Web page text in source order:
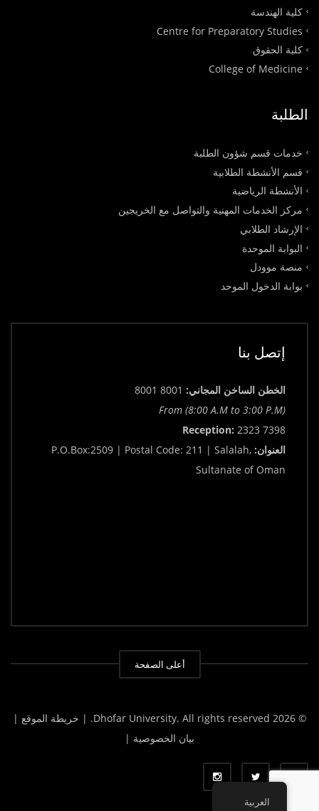
كلية الهندسة
Centre for Preparatory Studies
كلية الحقوق
College of Medicine
الطلبة
خدمات قسم شؤون الطلبة
قسم الأنشطة الطلابية
الأنشطة الرياضية
مركز الخدمات المهنية والتواصل مع الخريجين
الإرشاد الطلابي
البوابة الموحدة
منصة موودل
بوابة الدخول الموحد
إتصل بنا
الخطن الساخن المجاني: 8001 8001
From (8:00 A.M to 3:00 P.M)
Reception: 2323 7398
العنوان: P.O.Box:2509 | Postal Code: 211 | Salalah,
Sultanate of Oman
أعلى الصفحة
© 2026 Dhofar University. All rights reserved.
| خريطة الموقع |
بيان الخصوصية |
العربية